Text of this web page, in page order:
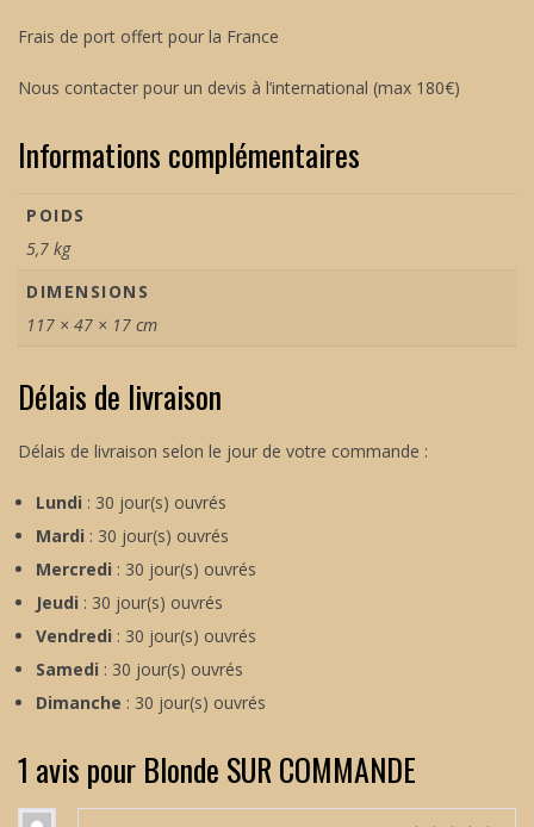
Frais de port offert pour la France
Nous contacter pour un devis à l’international (max 180€)
Informations complémentaires
POIDS
5,7 kg
DIMENSIONS
117 × 47 × 17 cm
Délais de livraison
Délais de livraison selon le jour de votre commande :
Lundi : 30 jour(s) ouvrés
Mardi : 30 jour(s) ouvrés
Mercredi : 30 jour(s) ouvrés
Jeudi : 30 jour(s) ouvrés
Vendredi : 30 jour(s) ouvrés
Samedi : 30 jour(s) ouvrés
Dimanche : 30 jour(s) ouvrés
1 avis pour Blonde SUR COMMANDE